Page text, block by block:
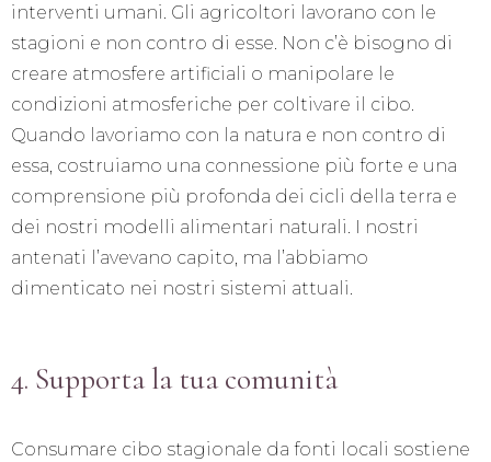
interventi umani. Gli agricoltori lavorano con le
stagioni e non contro di esse. Non c’è bisogno di
creare atmosfere artificiali o manipolare le
condizioni atmosferiche per coltivare il cibo.
Quando lavoriamo con la natura e non contro di
essa, costruiamo una connessione più forte e una
comprensione più profonda dei cicli della terra e
dei nostri modelli alimentari naturali. I nostri
antenati l’avevano capito, ma l’abbiamo
dimenticato nei nostri sistemi attuali.
4. Supporta la tua comunità
Consumare cibo stagionale da fonti locali sostiene